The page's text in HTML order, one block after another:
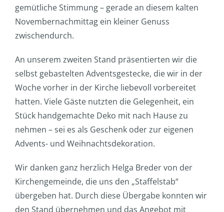
gemütliche Stimmung – gerade an diesem kalten
Novembernachmittag ein kleiner Genuss
zwischendurch.
An unserem zweiten Stand präsentierten wir die
selbst gebastelten Adventsgestecke, die wir in der
Woche vorher in der Kirche liebevoll vorbereitet
hatten. Viele Gäste nutzten die Gelegenheit, ein
Stück handgemachte Deko mit nach Hause zu
nehmen – sei es als Geschenk oder zur eigenen
Advents- und Weihnachtsdekoration.
Wir danken ganz herzlich Helga Breder von der
Kirchengemeinde, die uns den „Staffelstab“
übergeben hat. Durch diese Übergabe konnten wir
den Stand übernehmen und das Angebot mit